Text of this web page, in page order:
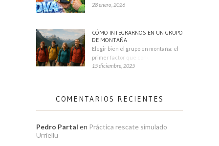
28 enero, 2026
CÓMO INTEGRARNOS EN UN GRUPO
DE MONTAÑA
Elegir bien el grupo en montaña: el
primer factor que condiciona tu
15 diciembre, 2025
COMENTARIOS RECIENTES
Pedro Partal en Práctica rescate simulado
Urriellu